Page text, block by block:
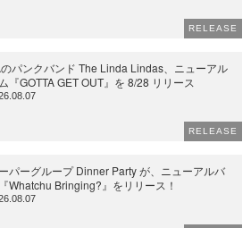
RELEASE
パンクバンド The Linda Lindas、ニューアル
『GOTTA GET OUT』を 8/28 リリース
RELEASE
パーグループ Dinner Party が、ニューアルバ
Whatchu Bringing?』をリリース！